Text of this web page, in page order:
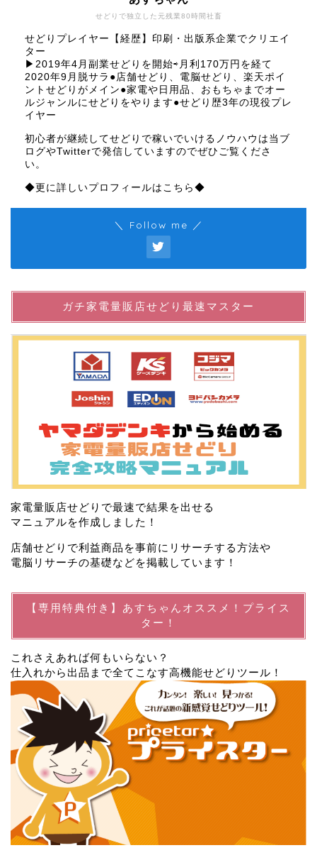
せどりで独立した元残業80時間社畜
せどりプレイヤー【経歴】印刷・出版系企業でクリエイ
ター
▶︎2019年4月副業せどりを開始⇨月利170万円を経て
2020年9月脱サラ●店舗せどり、電脳せどり、楽天ポイ
ントせどりがメイン●家電や日用品、おもちゃまでオー
ルジャンルにせどりをやります●せどり歴3年の現役プレ
イヤー
初心者が継続してせどりで稼いでいけるノウハウは当ブ
ログやTwitterで発信していますのでぜひご覧くださ
い。
◆更に詳しいプロフィールはこちら◆
＼ Follow me ／
ガチ家電量販店せどり最速マスター
家電量販店せどりで最速で結果を出せる
マニュアルを作成しました！
店舗せどりで利益商品を事前にリサーチする方法や
電脳リサーチの基礎などを掲載しています！
【専用特典付き】あすちゃんオススメ！プライス
ター！
これさえあれば何もいらない？
仕入れから出品まで全てこなす高機能せどりツール！